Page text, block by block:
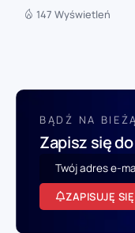
147 Wyświetleń
BĄDŹ NA
Zapisz się
ZAPISUJĘ SIĘ